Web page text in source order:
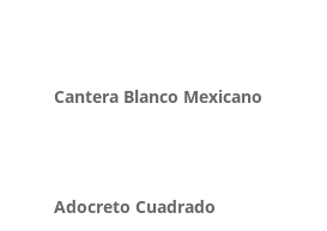
Cantera Blanco Mexicano
Adocreto Cuadrado